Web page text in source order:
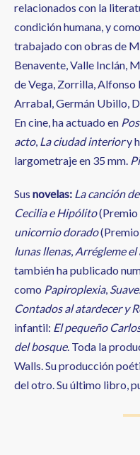
relacionados con la
condición humana, y
trabajado con obras de
Benavente, Valle Inclán,
de Vega, Zorrilla, Alfonso
Arrabal, Germán Ubillo,
En cine, ha actuado en
acto, La ciudad interiory
largometraje en 35 mm.
Sus novelas: La canción
Cecilia e Hipólito(Premio
unicornio dorado(Premio
lunas llenas, Arrégleme el
también ha publicado
como Papiroplexia,
Contados al atardecer y
infantil: El pequeño
del bosque. Toda la
Walls. Su producción
del otro. Su último libro,